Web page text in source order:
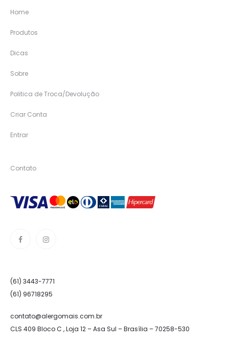
Home
Produtos
Dicas
Sobre
Politica de Troca/Devolução
Criar Conta
Entrar
Contato
(61) 3443-7771
(61) 96718295
contato@alergomais.com.br
CLS 409 Bloco C , Loja 12 – Asa Sul – Brasília – 70258-530